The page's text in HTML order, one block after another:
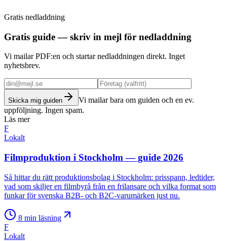
Boka strategimöte
Gratis nedladdning
Gratis guide — skriv in mejl för nedladdning
Vi mailar PDF:en och startar nedladdningen direkt. Inget
nyhetsbrev.
Skicka mig guiden
Vi mailar bara om guiden och en ev.
uppföljning. Ingen spam.
Läs mer
F
Lokalt
Filmproduktion i Stockholm — guide 2026
Så hittar du rätt produktionsbolag i Stockholm: prisspann, ledtider,
vad som skiljer en filmbyrå från en frilansare och vilka format som
funkar för svenska B2B- och B2C-varumärken just nu.
8 min läsning
F
Lokalt